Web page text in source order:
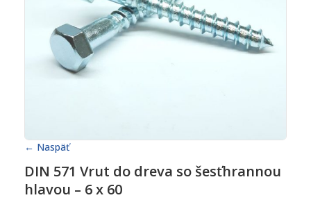
← Naspäť
DIN 571 Vrut do dreva so šesťhrannou
hlavou – 6 x 60